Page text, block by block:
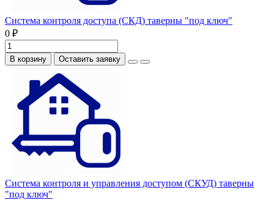
Система контроля доступа (СКД) таверны "под ключ"
0 ₽
В корзину Оставить заявку
Система контроля и управления доступом (СКУД) таверны
"под ключ"